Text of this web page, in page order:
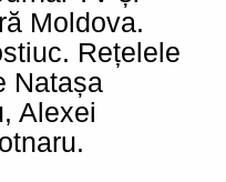
Moldova.
Rețelele
Natașa
Alexei